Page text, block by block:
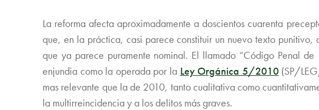
La reforma afecta aproximadamente a doscientos cuarenta
que, en la práctica, casi parece constituir un nuevo texto
que ya parece puramente nominal. El llamado “Código Penal
enjundia como la operada por la Ley Orgánica 5/2010(SP/
mas relevante que la de 2010, tanto cualitativa como
la multirreincidencia y a los delitos más graves.